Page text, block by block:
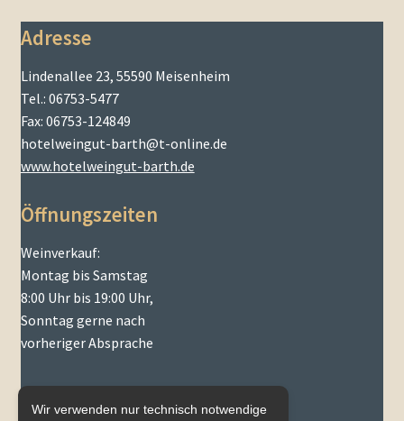
Adresse
Lindenallee 23, 55590 Meisenheim
Tel.: 06753-5477
Fax: 06753-124849
hotelweingut-barth@t-online.de
www.hotelweingut-barth.de
Öffnungszeiten
Weinverkauf:
Montag bis Samstag
8:00 Uhr bis 19:00 Uhr,
Sonntag gerne nach
vorheriger Absprache
Wir verwenden nur technisch notwendige